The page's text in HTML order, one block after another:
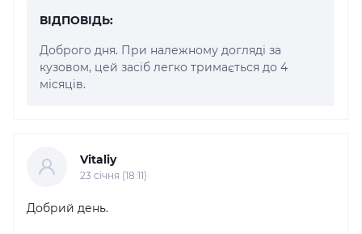
ВІДПОВІДЬ:
Доброго дня. При належному догляді за
кузовом, цей засіб легко тримається до 4
місяців.
Vitaliy
23 cічня (18:11)
Добрий день.